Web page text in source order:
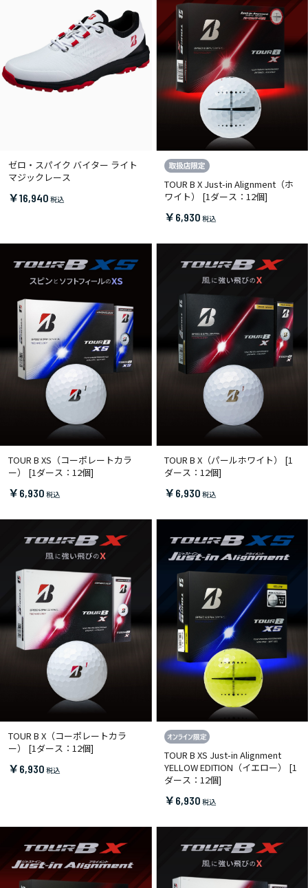
ゼロ・スパイク バイター ライト
マジックレース
￥16,940
TOUR B X Just-in Alignment（ホ
ワイト） [1ダース：12個]
￥6,930
TOUR B XS（コーポレートカラ
ー） [1ダース：12個]
￥6,930
TOUR B X（パールホワイト） [1
ダース：12個]
￥6,930
TOUR B X（コーポレートカラ
ー） [1ダース：12個]
￥6,930
TOUR B XS Just-in Alignment
YELLOW EDITION（イエロー） [1
ダース：12個]
￥6,930